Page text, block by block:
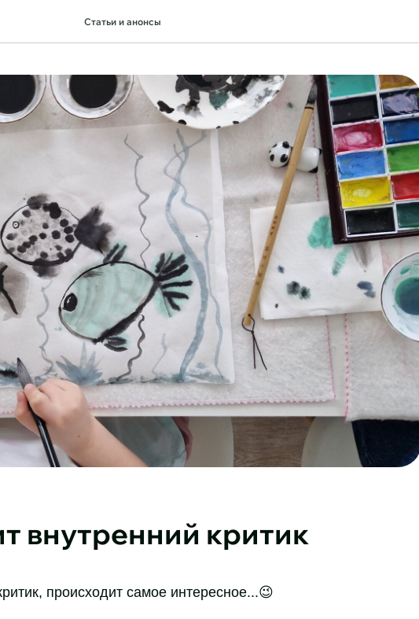
Статьи и анонсы
внутренний критик
происходит самое интересное...😉